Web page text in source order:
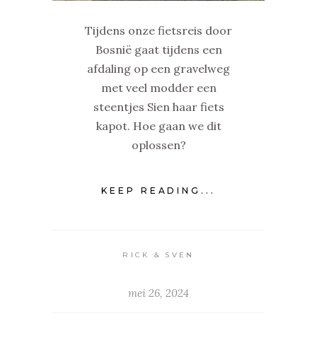
Tijdens onze fietsreis door
Bosnië gaat tijdens een
afdaling op een gravelweg
met veel modder een
steentjes Sien haar fiets
kapot. Hoe gaan we dit
oplossen?
KEEP READING...
RICK & SVEN
mei 26, 2024